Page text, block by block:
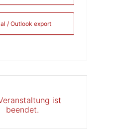
/ Outlook export
ist
beendet.